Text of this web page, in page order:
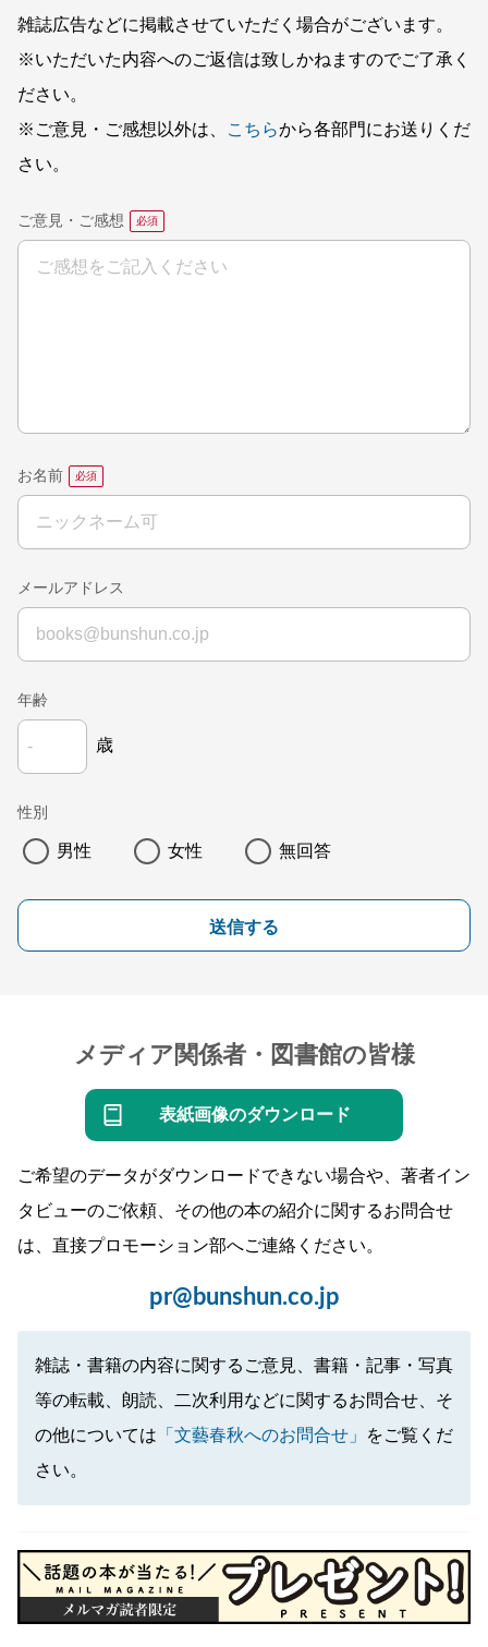
雑誌広告などに掲載させていただく場合がございます。
※いただいた内容へのご返信は致しかねますのでご了承く
ださい。
※ご意見・ご感想以外は、
こちらから各部門にお送りくだ
さい。
ご意見・ご感想
お名前
メールアドレス
年齢
歳
性別
男性 女性 無回答
送信する
メディア関係者・図書館の皆様
表紙画像のダウンロード
ご希望のデータがダウンロードできない場合や、著者イン
タビューのご依頼、その他の本の紹介に関するお問合せ
は、直接プロモーション部へご連絡ください。
pr@bunshun.co.jp
雑誌・書籍の内容に関するご意見、書籍・記事・写真
等の転載、朗読、二次利用などに関するお問合せ、そ
の他については 「文藝春秋へのお問合せ」
をご覧くだ
さい。